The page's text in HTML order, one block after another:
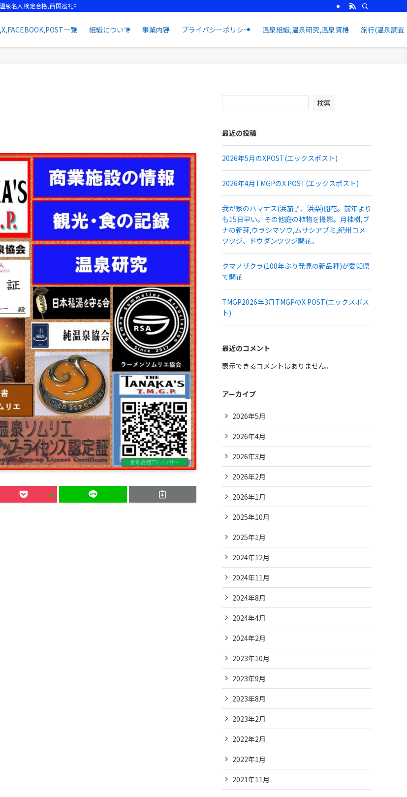
名人検定合格,西国巡礼特任先達, | 田中流通総合企画
一覧 組織について 事業内容 プライバシーポリシー 温泉組織,温泉研究,温泉資格 旅行(温泉調
検索
最近の投稿
2026年5月のXPOST(エックスポスト)
2026年4月TMGPのX POST(エックスポスト)
我が家のハマナス(浜茄子、浜梨)開花。前年より
も15日早い。その他庭の植物を撮影。月桂樹,ブ
ナの新芽,ウラシマソウ,ムサシアブミ,紀州コメ
ツツジ、ドウダンツツジ開花。
クマノザクラ(100年ぶり発見の新品種)が愛知県
で開花
TMGP2026年3月TMGPのX POST(エックスポス
ト)
最近のコメント
表示できるコメントはありません。
アーカイブ
2026年5月
2026年4月
2026年3月
2026年2月
2026年1月
2025年10月
2025年1月
2024年12月
2024年11月
2024年8月
2024年4月
2024年2月
2023年10月
2023年9月
2023年8月
2023年2月
2022年2月
2022年1月
2021年11月